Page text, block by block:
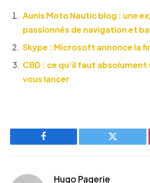
Aunis Moto Nautic blog : une
passionnés de navigation et
Skype : Microsoft annonce la
CBD : ce qu’il faut
vous lancer
Facebook Twitter
Hugo Pagerie